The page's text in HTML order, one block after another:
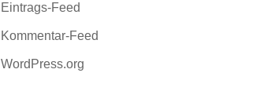
Eintrags-Feed
Kommentar-Feed
WordPress.org